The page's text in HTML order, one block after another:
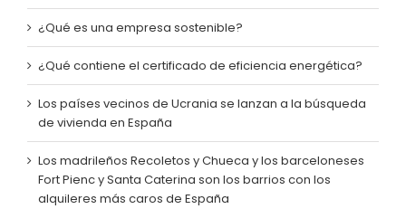
¿Qué es una empresa sostenible?
¿Qué contiene el certificado de eficiencia energética?
Los países vecinos de Ucrania se lanzan a la búsqueda
de vivienda en España
Los madrileños Recoletos y Chueca y los barceloneses
Fort Pienc y Santa Caterina son los barrios con los
alquileres más caros de España